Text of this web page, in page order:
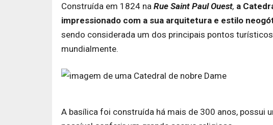
Construída em 1824 na Rue Saint Paul Ouest, a
impressionado com a sua arquitetura e estilo
sendo considerada um dos principais pontos
mundialmente.
A basílica foi construída há mais de 300 anos, possui